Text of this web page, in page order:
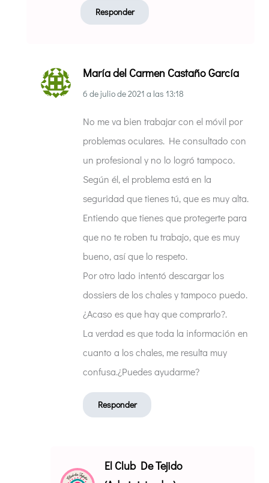
Responder
María del Carmen Castaño García
6 de julio de 2021 a las 13:18
No me va bien trabajar con el móvil por
problemas oculares. He consultado con
un profesional y no lo logró tampoco.
Según él, el problema está en la
seguridad que tienes tú, que es muy alta.
Entiendo que tienes que protegerte para
que no te roben tu trabajo, que es muy
bueno, así que lo respeto.
Por otro lado intentó descargar los
dossiers de los chales y tampoco puedo.
¿Acaso es que hay que comprarlo?.
La verdad es que toda la información en
cuanto a los chales, me resulta muy
confusa.¿Puedes ayudarme?
Responder
El Club De Tejido